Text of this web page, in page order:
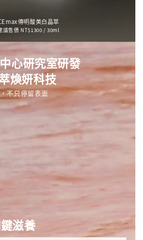
傳明酸美白晶萃
議售價 NT$1300 / 30ml
心研究室研發
煥妍科技
不只停留表面
滋養